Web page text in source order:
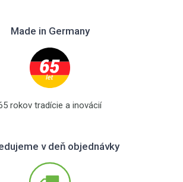
Made in Germany
rokov tradície a inovácií
v deň objednávky